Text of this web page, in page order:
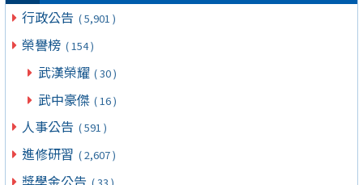
行政公告 ( 5,901 )
榮譽榜 ( 154 )
武漢榮耀 ( 30 )
武中豪傑 ( 16 )
人事公告 ( 591 )
進修研習 ( 2,607 )
獎學金公告